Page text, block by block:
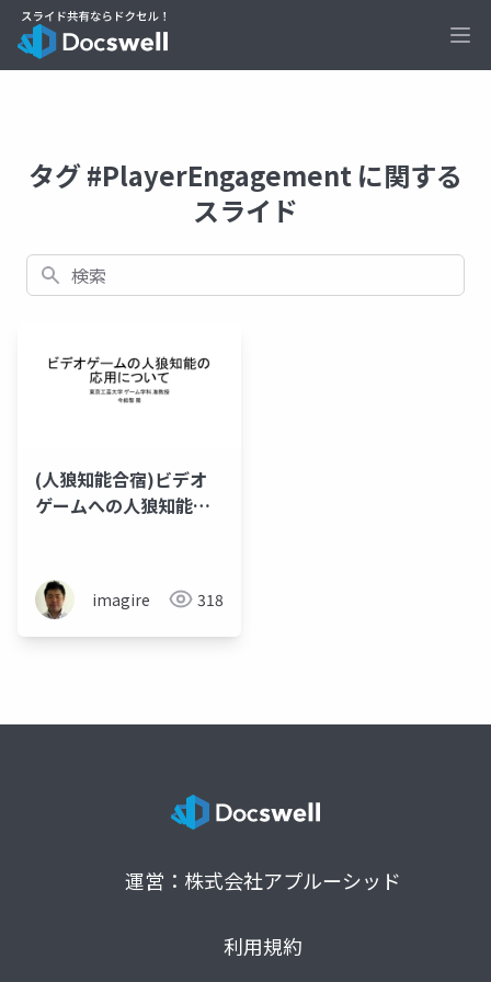
タグ #PlayerEngagement に関する
スライド
検索
(人狼知能合宿)ビデオ
ゲームへの人狼知能の
imagire 318
運営：株式会社アプルーシッド
利用規約